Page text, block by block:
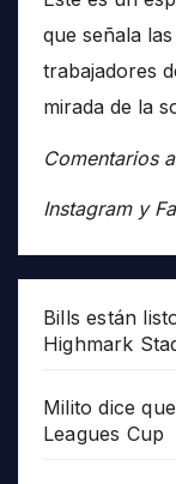
que señala
trabajadores
mirada de la
Comentarios
Instagram y
Bills están
Highmark
Milito dice
Leagues Cup